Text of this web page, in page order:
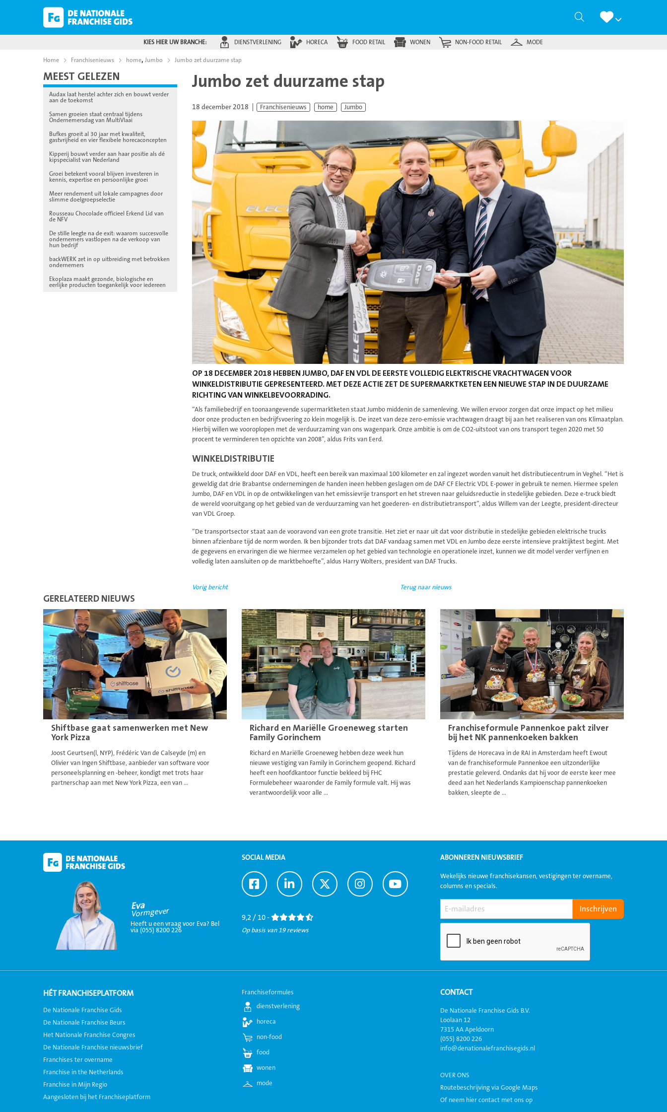
Zoeken
KIES HIER UW BRANCHE: DIENSTVERLENING HORECA FOOD RETAIL WONEN NON-FOOD RETAIL MODE
Home Franchisenieuws home, Jumbo Jumbo zet duurzame stap
MEEST GELEZEN
Audax laat herstel achter zich en bouwt verder
aan de toekomst
Samen groeien staat centraal tijdens
Ondernemersdag van MultiVlaai
Bufkes groeit al 30 jaar met kwaliteit,
gastvrijheid en vier flexibele horecaconcepten
Kipperij bouwt verder aan haar positie als dé
kipspecialist van Nederland
Groei betekent vooral blijven investeren in
kennis, expertise en persoonlijke groei
Meer rendement uit lokale campagnes door
slimme doelgroepselectie
Rousseau Chocolade officieel Erkend Lid van
de NFV
De stille leegte na de exit: waarom succesvolle
ondernemers vastlopen na de verkoop van
hun bedrijf
backWERK zet in op uitbreiding met betrokken
ondernemers
Ekoplaza maakt gezonde, biologische en
eerlijke producten toegankelijk voor iedereen
Jumbo zet duurzame stap
18 december 2018 Franchisenieuws home Jumbo
OP 18 DECEMBER 2018 HEBBEN JUMBO, DAF EN VDL DE EERSTE VOLLEDIG ELEKTRISCHE VRACHTWAGEN VOOR
WINKELDISTRIBUTIE GEPRESENTEERD. MET DEZE ACTIE ZET DE SUPERMARKTKETEN EEN NIEUWE STAP IN DE DUURZAME
RICHTING VAN WINKELBEVOORRADING.
“Als familiebedrijf en toonaangevende supermarktketen staat Jumbo middenin de samenleving. We willen ervoor zorgen dat onze impact op het milieu
door onze producten en bedrijfsvoering zo klein mogelijk is. De inzet van deze zero-emissie vrachtwagen draagt bij aan het realiseren van ons Klimaatplan.
Hierbij willen we vooroplopen met de verduurzaming van ons wagenpark. Onze ambitie is om de CO2-uitstoot van ons transport tegen 2020 met 50
procent te verminderen ten opzichte van 2008”, aldus Frits van Eerd.
WINKELDISTRIBUTIE
De truck, ontwikkeld door DAF en VDL, heeft een bereik van maximaal 100 kilometer en zal ingezet worden vanuit het distributiecentrum in Veghel. “Het is
geweldig dat drie Brabantse ondernemingen de handen ineen hebben geslagen om de DAF CF Electric VDL E-power in gebruik te nemen. Hiermee spelen
Jumbo, DAF en VDL in op de ontwikkelingen van het emissievrije transport en het streven naar geluidsreductie in stedelijke gebieden. Deze e-truck biedt
de wereld vooruitgang op het gebied van de verduurzaming van het goederen- en distributietransport”, aldus Willem van der Leegte, president-directeur
van VDL Groep.
“De transportsector staat aan de vooravond van een grote transitie. Het ziet er naar uit dat voor distributie in stedelijke gebieden elektrische trucks
binnen afzienbare tijd de norm worden. Ik ben bijzonder trots dat DAF vandaag samen met VDL en Jumbo deze eerste intensieve praktijktest begint. Met
de gegevens en ervaringen die we hiermee verzamelen op het gebied van technologie en operationele inzet, kunnen we dit model verder verfijnen en
volledig laten aansluiten op de marktbehoefte”, aldus Harry Wolters, president van DAF Trucks.
Vorig bericht Terug naar nieuws
GERELATEERD NIEUWS
Shiftbase gaat samenwerken met New
York Pizza
Joost Geurtsen(l, NYP), Frédéric Van de Calseyde (m) en
Olivier van Ingen Shiftbase, aanbieder van software voor
personeelsplanning en -beheer, kondigt met trots haar
partnerschap aan met New York Pizza, een van ...
Lees
meer
Richard en Mariëlle Groeneweg starten
Family Gorinchem
Richard en Mariëlle Groeneweg hebben deze week hun
nieuwe vestiging van Family in Gorinchem geopend. Richard
heeft een hoofdkantoor functie bekleed bij FHC
Formulebeheer waaronder de Family formule valt. Hij was
verantwoordelijk voor alle ...
Lees
meer
Franchiseformule Pannenkoe pakt zilver
bij het NK pannenkoeken bakken
Tijdens de Horecava in de RAI in Amsterdam heeft Ewout
van de franchiseformule Pannenkoe een uitzonderlijke
prestatie geleverd. Ondanks dat hij voor de eerste keer mee
deed aan het Nederlands Kampioenschap pannenkoeken
bakken, sleepte de ...
Lees
meer
Eva
Vormgever
Heeft u een vraag voor Eva? Bel
via (055) 8200 226
SOCIAL MEDIA
Ga
naar
Ga
naar
Ga
naar
Ga
naar
Ga
naar
9,2 / 10 -
Op basis van 19 reviews
ABONNEREN NIEUWSBRIEF
Wekelijks nieuwe franchisekansen, vestigingen ter overname,
columns en specials.
HÉT FRANCHISEPLATFORM
De Nationale Franchise Gids
De Nationale Franchise Beurs
Het Nationale Franchise Congres
De Nationale Franchise nieuwsbrief
Franchises ter overname
Franchise in the Netherlands
Franchise in Mijn Regio
Aangesloten bij het Franchiseplatform
Franchiseformules
dienstverlening
horeca
non-food
food
wonen
mode
CONTACT
De Nationale Franchise Gids B.V.
Loolaan 12
7315 AA Apeldoorn
(055) 8200 226
info@denationalefranchisegids.nl
OVER ONS
Routebeschrijving via Google Maps
Of neem hier contact met ons op